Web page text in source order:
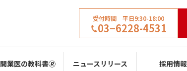
受付時間 平日9:30-18:00
03−6228-4531
開業医の教科書🄬 ニュースリリース 採用情報